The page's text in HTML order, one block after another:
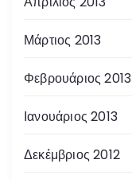
Μάρτιος 2013
Φεβρουάριος 2013
Ιανουάριος 2013
Δεκέμβριος 2012